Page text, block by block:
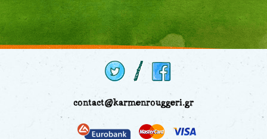
contact@karmenrouggeri.gr